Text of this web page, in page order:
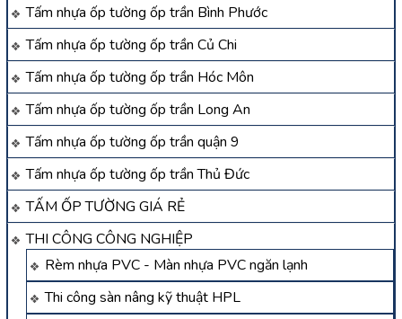
Tấm nhựa ốp tường ốp trần Bình Phước
Tấm nhựa ốp tường ốp trần Củ Chi
Tấm nhựa ốp tường ốp trần Hóc Môn
Tấm nhựa ốp tường ốp trần Long An
Tấm nhựa ốp tường ốp trần quận 9
Tấm nhựa ốp tường ốp trần Thủ Đức
TẤM ỐP TƯỜNG GIÁ RẺ
THI CÔNG CÔNG NGHIỆP
Rèm nhựa PVC - Màn nhựa PVC ngăn lạnh
Thi công sàn nâng kỹ thuật HPL